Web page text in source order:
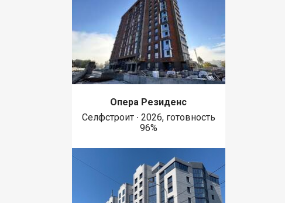
Опера Резиденс
Селфстроит ∙ 2026, готовность
96%